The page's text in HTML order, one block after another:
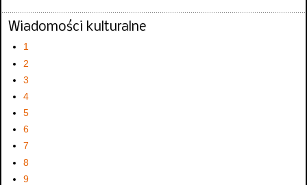
Wiadomości kulturalne
1
2
3
4
5
6
7
8
9